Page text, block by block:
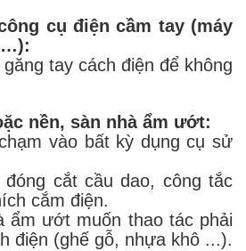
cụ điện cầm tay (máy
…):
tay cách điện để không
nền, sàn nhà ẩm ướt:
vào bất kỳ dụng cụ sử
cắt cầu dao, công tắc
cắm điện.
ướt muốn thao tác phải
điện (ghế gỗ, nhựa khô ...).